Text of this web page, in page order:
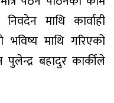
माथि कार्वाही
भविष्य माथि गरिएको
बहादुर कार्कीले